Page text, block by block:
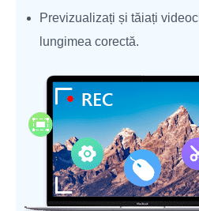
Previzualizați și tăiați
lungimea corectă.